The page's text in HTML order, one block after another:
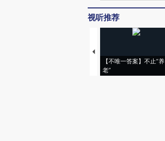
视听推荐
【不唯一答案】不止“养
老”